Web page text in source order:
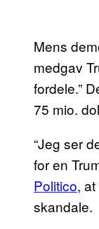
Mens
medgav
fordele.”
75 mio.
“Jeg ser
for en
Politico,
skandale.